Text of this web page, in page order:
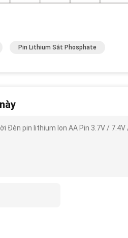
Pin Lithium Sắt Phosphate
pin lithium Ion AA Pin 3.7V /